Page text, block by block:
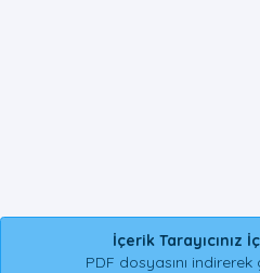
İçerik Tarayıcınız
PDF dosyasını